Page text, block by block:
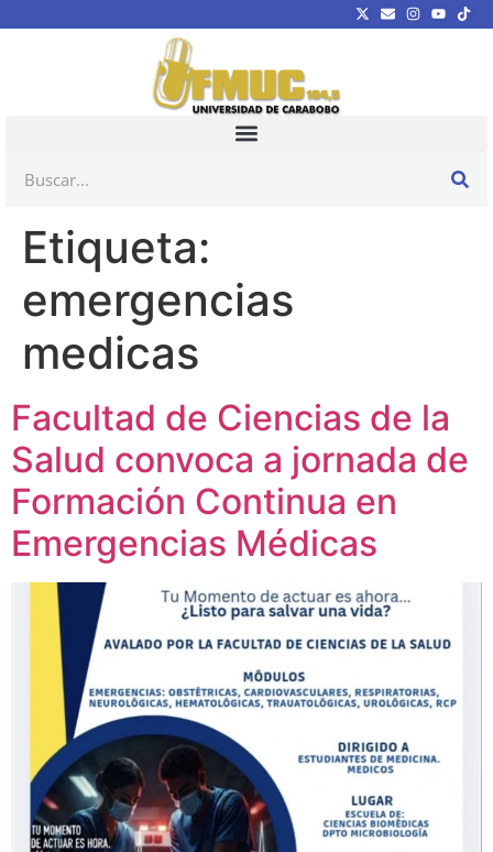
Etiqueta:
emergencias
medicas
Facultad de Ciencias de la
Salud convoca a jornada de
Formación Continua en
Emergencias Médicas